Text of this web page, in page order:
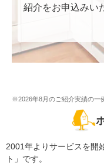
紹介をお申込みい
※2026年8月のご紹介実績の一
2001年よりサービスを開
ト」です。